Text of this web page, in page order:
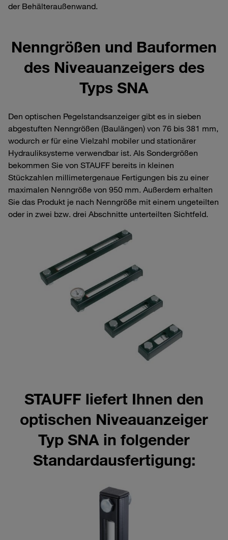
der Behälteraußenwand.
Nenngrößen und Bauformen
des Niveauanzeigers des
Typs SNA
Den optischen Pegelstandsanzeiger gibt es in sieben
abgestuften Nenngrößen (Baulängen) von 76 bis 381 mm,
wodurch er für eine Vielzahl mobiler und stationärer
Hydrauliksysteme verwendbar ist. Als Sondergrößen
bekommen Sie von STAUFF bereits in kleinen
Stückzahlen millimetergenaue Fertigungen bis zu einer
maximalen Nenngröße von 950 mm. Außerdem erhalten
Sie das Produkt je nach Nenngröße mit einem ungeteilten
oder in zwei bzw. drei Abschnitte unterteilten Sichtfeld.
STAUFF liefert Ihnen den
optischen Niveauanzeiger
Typ SNA in folgender
Standardausfertigung: